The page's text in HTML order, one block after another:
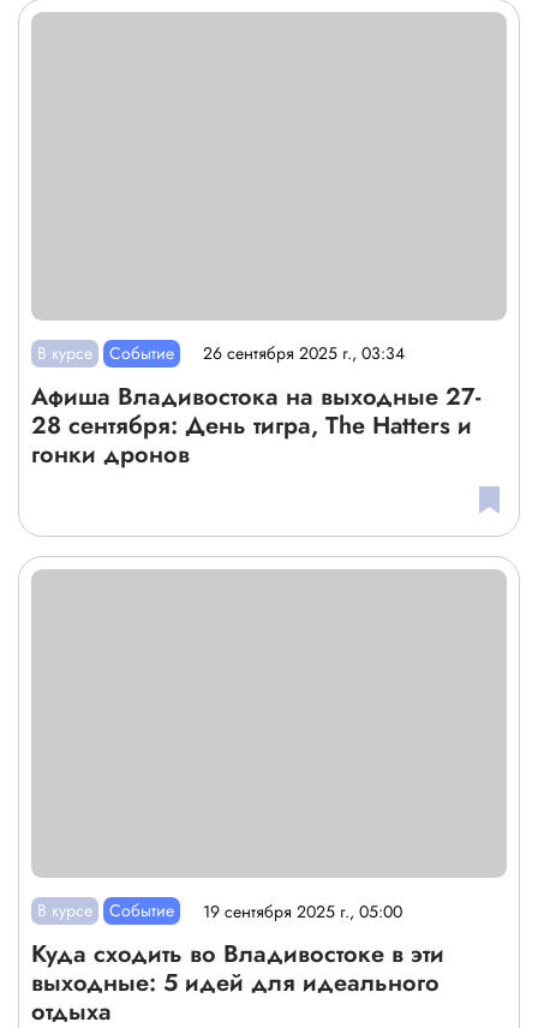
В курсе Событие 26 сентября 2025 г., 03:34
Афиша Владивостока на выходные 27-
28 сентября: День тигра, The Hatters и
гонки дронов
В курсе Событие 19 сентября 2025 г., 05:00
Куда сходить во Владивостоке в эти
выходные: 5 идей для идеального
отдыха